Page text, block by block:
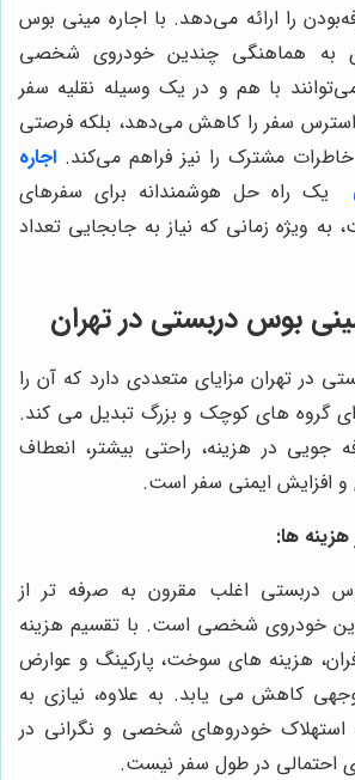
را ارائه می‌دهد. با اجاره مینی بوس
به هماهنگی چندین خودروی شخصی
با هم و در یک وسیله نقلیه سفر
استرس سفر را کاهش می‌دهد، بلکه فرصتی
مشترک را نیز فراهم می‌کند. اجاره
یک راه حل هوشمندانه برای سفرهای
به ویژه زمانی که نیاز به جابجایی تعداد
بوس دربستی در تهران
در تهران مزایای متعددی دارد که آن را
گروه های کوچک و بزرگ تبدیل می کند.
جویی در هزینه، راحتی بیشتر، انعطاف
و افزایش ایمنی سفر است.
ها:
دربستی اغلب مقرون به صرفه تر از
خودروی شخصی است. با تقسیم هزینه
هزینه های سوخت، پارکینگ و عوارض
کاهش می یابد. به علاوه، نیازی به
استهلاک خودروهای شخصی و نگرانی در
احتمالی در طول سفر نیست.